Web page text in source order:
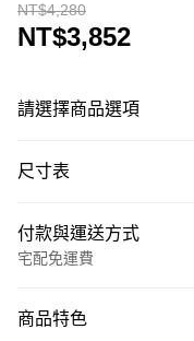
NT$4,280
NT$3,852
請選擇商品選項
尺寸表
付款與運送方式
宅配免運費
信用卡一次付款
商品特色